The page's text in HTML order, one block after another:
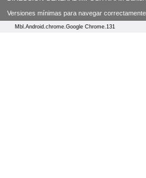
Versiones mínimas para navegar
Mbl.Android.chrome.Google Chrome.131